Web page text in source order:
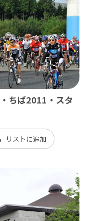
（サーフィン） / 白子
ワールド / 勝浦 / 岡本
ちば2011・スタ
リスト